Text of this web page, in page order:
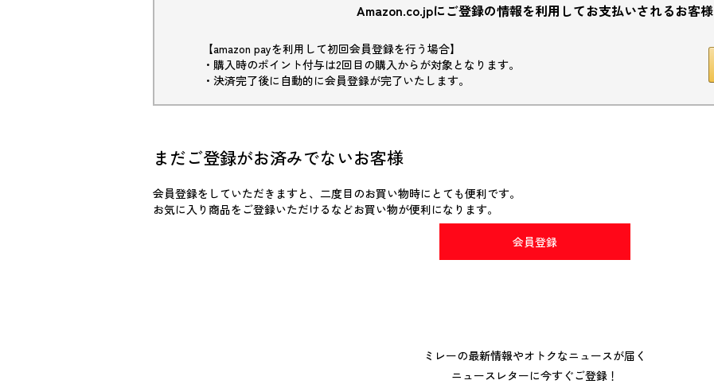
Amazon.co.jpにご登録の情報を利用してお支払いされるお客様
【amazon payを利用して初回会員登録を行う場合】
・購入時のポイント付与は2回目の購入からが対象となります。
・決済完了後に自動的に会員登録が完了いたします。
まだご登録がお済みでないお客様
会員登録をしていただきますと、二度目のお買い物時にとても便利です。
お気に入り商品をご登録いただけるなどお買い物が便利になります。
会員登録
ミレーの最新情報やオトクなニュースが届く
ニュースレターに今すぐご登録！